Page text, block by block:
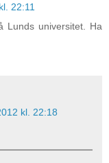
22:11
Lunds universitet. Ha
kl. 22:18